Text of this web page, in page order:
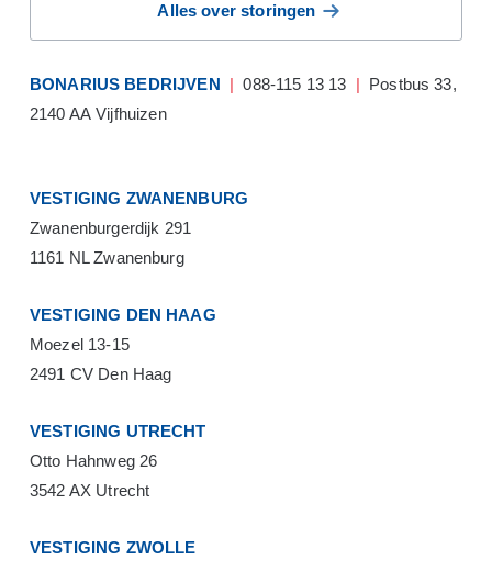
Alles over storingen
BONARIUS BEDRIJVEN | 088-115 13 13 | Postbus 33,
2140 AA Vijfhuizen
VESTIGING ZWANENBURG
Zwanenburgerdijk 291
1161 NL Zwanenburg
VESTIGING DEN HAAG
Moezel 13-15
2491 CV Den Haag
VESTIGING UTRECHT
Otto Hahnweg 26
3542 AX Utrecht
VESTIGING ZWOLLE